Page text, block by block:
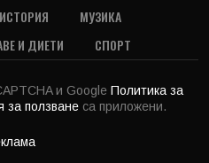
ИСТОРИЯ
МУЗИКА
И ДИЕТИ СПОРТ
и Google Политика за
за ползване са приложени.